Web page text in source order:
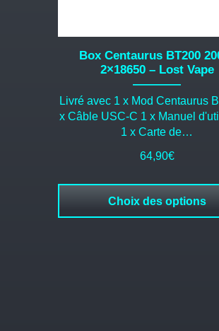
Box Centaurus BT200
2×18650 – Lost Vape
Livré avec 1 x Mod Centaurus
x Câble USC-C 1 x Manuel
1 x Carte de…
64,90€
Choix des options
produit